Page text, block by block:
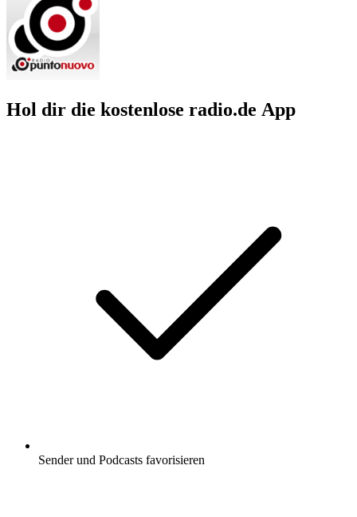
Hol dir die kostenlose radio.de App
Sender und Podcasts favorisieren